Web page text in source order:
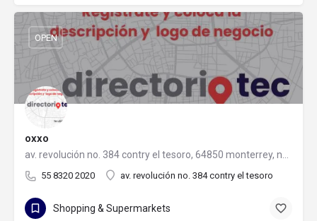
oxxo
55 8320 2020 av. revolución no. 384 contry el tesoro
OPEN
Shopping & Supermarkets